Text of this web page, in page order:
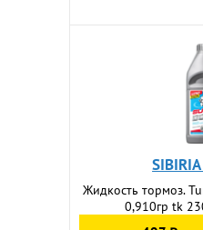
Жидкость тормоз.
0,910гр tk